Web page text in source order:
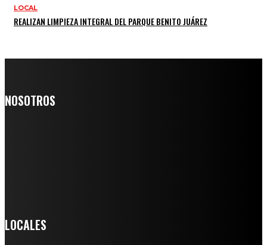
LOCAL
REALIZAN LIMPIEZA INTEGRAL DEL PARQUE BENITO JUÁREZ
NOSOTROS
LOCALES